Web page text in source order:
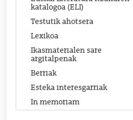
katalogoa (ELI)
Testutik ahotsera
Lexikoa
Ikasmaterialen sare
argitalpenak
Berriak
Esteka interesgarriak
In memoriam